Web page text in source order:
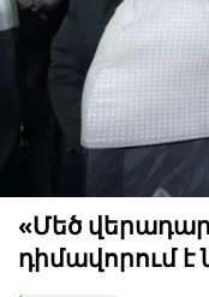
«Մեծ
դիմավորում է